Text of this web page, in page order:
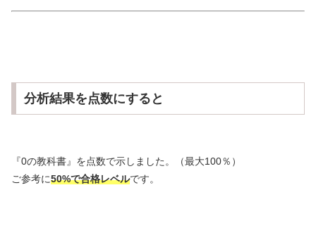
分析結果を点数にすると
『0の教科書』を点数で示しました。（最大100％）
ご参考に50%で合格レベルです。